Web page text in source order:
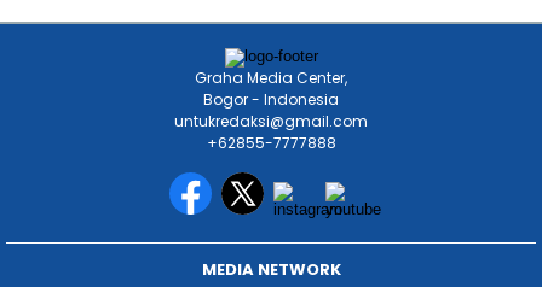
Graha Media Center,
Bogor - Indonesia
untukredaksi@gmail.com
+62855-7777888
MEDIA NETWORK